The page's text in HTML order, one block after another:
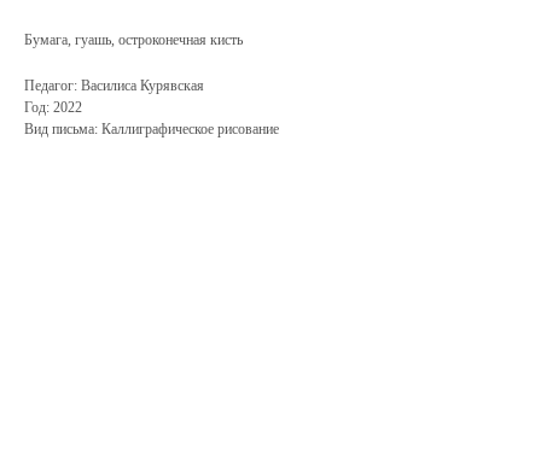
Бумага, гуашь, остроконечная кисть
Педагог: Василиса Курявская
Год: 2022
Вид письма: Каллиграфическое рисование